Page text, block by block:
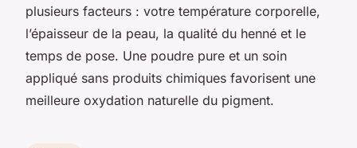
plusieurs facteurs : votre température corporelle,
l’épaisseur de la peau, la qualité du henné et le
temps de pose. Une poudre pure et un soin
appliqué sans produits chimiques favorisent une
meilleure oxydation naturelle du pigment.